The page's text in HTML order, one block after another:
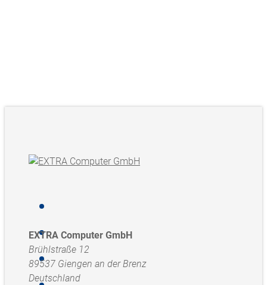
EXTRA Computer GmbH
Brühlstraße 12
89537 Giengen an der Brenz
Deutschland